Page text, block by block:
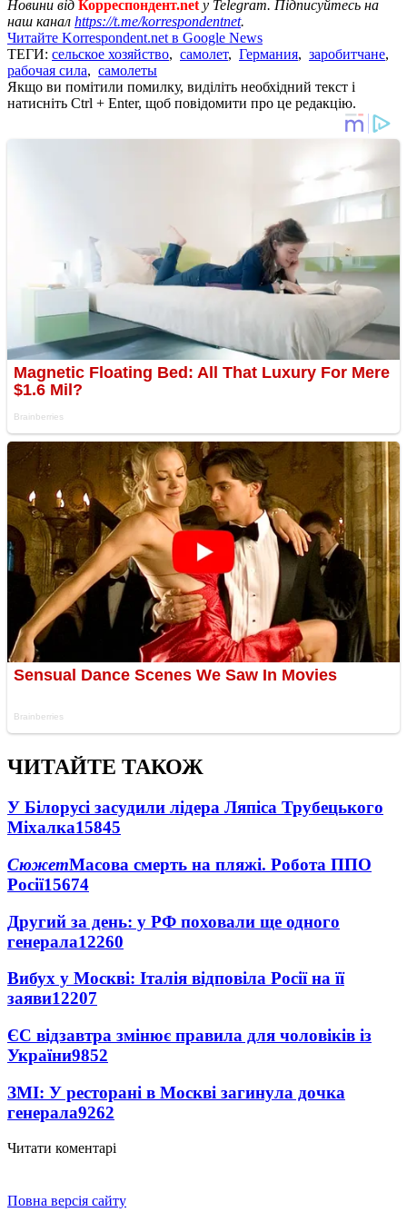
Новини від Корреспондент.net у Telegram. Підписуйтесь на
наш канал https://t.me/korrespondentnet.
Читайте Korrespondent.net в Google News
ТЕГИ: сельское хозяйство, самолет, Германия, заробитчане,
рабочая сила, самолеты
Якщо ви помітили помилку, виділіть необхідний текст і
натисніть Ctrl + Enter, щоб повідомити про це редакцію.
ЧИТАЙТЕ ТАКОЖ
У Білорусі засудили лідера Ляпіса Трубецького
Міхалка15845
СюжетМасова смерть на пляжі. Робота ППО
Росії15674
Другий за день: у РФ поховали ще одного
генерала12260
Вибух у Москві: Італія відповіла Росії на її
заяви12207
ЄС відзавтра змінює правила для чоловіків із
України9852
ЗМІ: У ресторані в Москві загинула дочка
генерала9262
Читати коментарі
Повна версія сайту